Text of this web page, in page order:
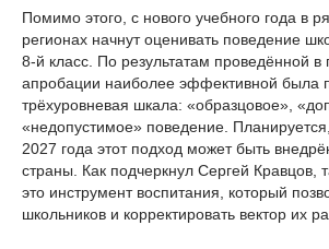
Помимо этого, с нового учебного года в
регионах начнут оценивать поведение
8‑й класс. По результатам проведённой
апробации наиболее эффективной была
трёхуровневая шкала: «образцовое»,
«недопустимое» поведение.
2027 года этот подход может быть
страны. Как подчеркнул Сергей Кравцов,
это инструмент воспитания, который
школьников и корректировать вектор их